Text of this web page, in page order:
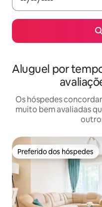
Aluguel por
Os hóspedes
muito bem avaliadas
Preferido dos hóspedes
Preferido dos hóspedes